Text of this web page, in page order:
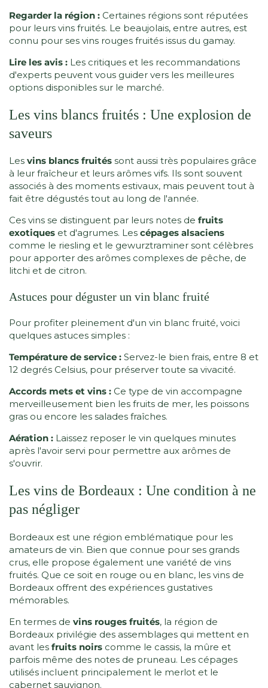
Regarder la région : Certaines régions sont réputées
pour leurs vins fruités. Le beaujolais, entre autres, est
connu pour ses vins rouges fruités issus du gamay.
Lire les avis : Les critiques et les recommandations
d'experts peuvent vous guider vers les meilleures
options disponibles sur le marché.
Les vins blancs fruités : Une explosion de
saveurs
Les vins blancs fruités sont aussi très populaires grâce
à leur fraîcheur et leurs arômes vifs. Ils sont souvent
associés à des moments estivaux, mais peuvent tout à
fait être dégustés tout au long de l'année.
Ces vins se distinguent par leurs notes de fruits
exotiques et d'agrumes. Les cépages alsaciens
comme le riesling et le gewurztraminer sont célèbres
pour apporter des arômes complexes de pêche, de
litchi et de citron.
Astuces pour déguster un vin blanc fruité
Pour profiter pleinement d'un vin blanc fruité, voici
quelques astuces simples :
Température de service : Servez-le bien frais, entre 8 et
12 degrés Celsius, pour préserver toute sa vivacité.
Accords mets et vins : Ce type de vin accompagne
merveilleusement bien les fruits de mer, les poissons
gras ou encore les salades fraîches.
Aération : Laissez reposer le vin quelques minutes
après l'avoir servi pour permettre aux arômes de
s'ouvrir.
Les vins de Bordeaux : Une condition à ne
pas négliger
Bordeaux est une région emblématique pour les
amateurs de vin. Bien que connue pour ses grands
crus, elle propose également une variété de vins
fruités. Que ce soit en rouge ou en blanc, les vins de
Bordeaux offrent des expériences gustatives
mémorables.
En termes de vins rouges fruités, la région de
Bordeaux privilégie des assemblages qui mettent en
avant les fruits noirs comme le cassis, la mûre et
parfois même des notes de pruneau. Les cépages
utilisés incluent principalement le merlot et le
cabernet sauvignon.